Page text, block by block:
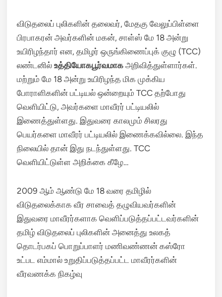
விடுதலைப் புலிகளின் தலைவர், மேதகு வேலுப்பிள்ளை
பிரபாகரன் அவர்களின் மகன், சாள்ஸ் மே 18 அன்று
உயிரிழந்தார் என, தமிழர் ஒருங்கிணைப்புக் குழு (TCC)
லண்டனில் உத்தியோகபூர்வமாக அறிவித்துள்ளார்கள்.
மற்றும் மே 18 அன்று உயிரிழந்த மிக முக்கிய
போராளிகளின் பட்டியல் ஒன்றையும் TCC தற்போது
வெளியிட்டு, அவர்களை மாவீரர் பட்டியலில்
இணைத்துள்ளது. இதுவரை காலமும் சிலரது
பெயர்களை மாவீரர் பட்டியலில் இணைக்கவில்லை. இந்த
நிலையில் தான் இது நடந்துள்ளது. TCC
வெளியிட்டுள்ள அறிக்கை கீழே…
2009 ஆம் ஆண்டு மே 18 வரை தமிழில்
விடுதலைக்காக வீர சாவைத் தழுவியவர்களின்
இதுவரை மாவீரர்களாக வெளிப்படுத்தப்பட்டவர்களின்
தமிழ் விடுதலைப் புலிகளின் அனைத்து உலகத்
தொடர்பகப் பொறுப்பாளர் மணிவண்ணன் கஸ்ரோ
உட்பட எம்மால் உறுதிப்படுத்தப்பட்ட மாவீரர்களின்
வீரவணக்க நிகழ்வு